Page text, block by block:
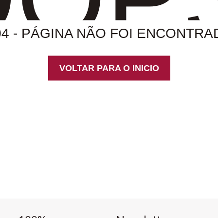
- PÁGINA NÃO FOI
VOLTAR PARA O INICIO